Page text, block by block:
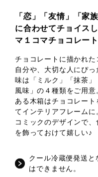
「恋」「友情」「家
に合わせてチョイス
マ１コマチョコレート
チョコレートに描かれ
自分や、大切な人にぴっ
味は「ミルク」「抹茶
風味」の４種類をご用
ある木箱はチョコレー
てインテリアフレーム
コミックのデザインで
を飾っておけて嬉しい♪
クール冷蔵便発送と
はできません。